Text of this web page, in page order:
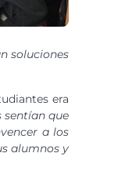
soluciones
era
sentían que
a los
alumnos y